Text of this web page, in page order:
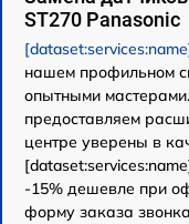
ST270 Panasonic
нашем профильном
опытными
предоставляем
центре уверены в
-15% дешевле при
форму заказа